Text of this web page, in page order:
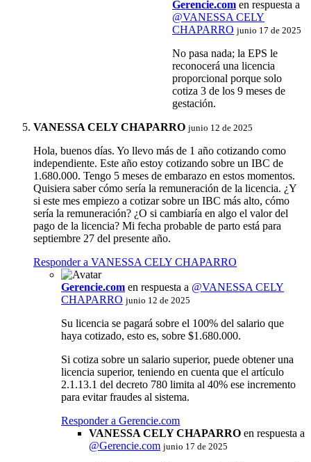
Gerencie.com en respuesta a
@VANESSA CELY
CHAPARRO junio 17 de 2025
No pasa nada; la EPS le
reconocerá una licencia
proporcional porque solo
cotiza 3 de los 9 meses de
gestación.
VANESSA CELY CHAPARRO junio 12 de 2025
Hola, buenos días. Yo llevo más de 1 año cotizando como
independiente. Este año estoy cotizando sobre un IBC de
1.680.000. Tengo 5 meses de embarazo en estos momentos.
Quisiera saber cómo sería la remuneración de la licencia. ¿Y
si este mes empiezo a cotizar sobre un IBC más alto, cómo
sería la remuneración? ¿O si cambiaría en algo el valor del
pago de la licencia? Mi fecha probable de parto está para
septiembre 27 del presente año.
Responder a VANESSA CELY CHAPARRO
Gerencie.com en respuesta a @VANESSA CELY
CHAPARRO junio 12 de 2025
Su licencia se pagará sobre el 100% del salario que
haya cotizado, esto es, sobre $1.680.000.
Si cotiza sobre un salario superior, puede obtener una
licencia superior, teniendo en cuenta que el artículo
2.1.13.1 del decreto 780 limita al 40% ese incremento
para evitar fraudes al sistema.
Responder a Gerencie.com
VANESSA CELY CHAPARRO en respuesta a
@Gerencie.com junio 17 de 2025